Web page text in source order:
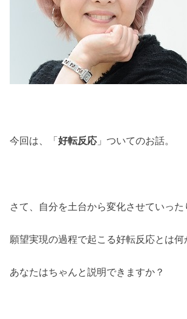
今回は、「好転反応 」ついてのお話。
さて、自分を土台から変化させていった
願望実現の過程で起こる好転反応とは何
あなたはちゃんと説明できますか？